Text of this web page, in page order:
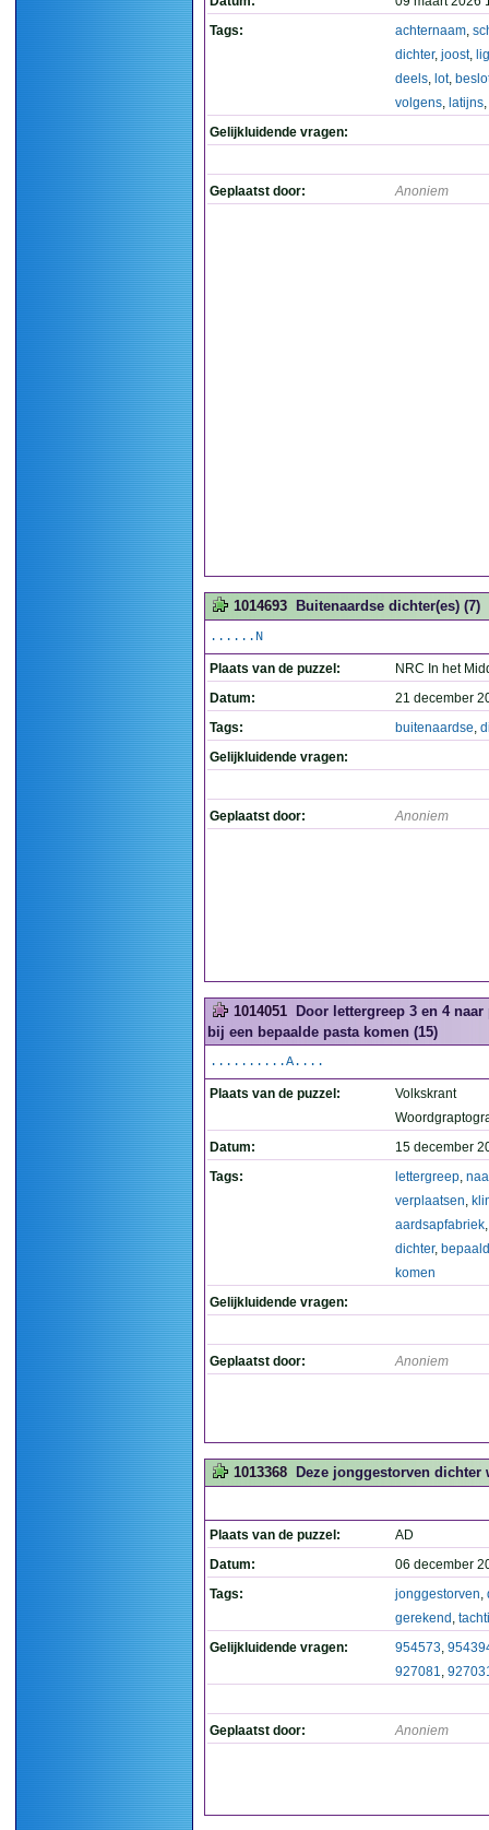
Tags:
achternaam,
dichter, joost,
deels, lot,
volgens, latijns,
Gelijkluidende vragen:
Geplaatst door: Anoniem
1014693 Buitenaardse dichter(es) (7)
......N
Plaats van de puzzel:
NRC In het
Datum:
21 december
Tags:
buitenaardse,
Gelijkluidende vragen:
Geplaatst door: Anoniem
1014051
Door lettergreep 3 en 4
bij een bepaalde pasta komen (15)
..........A....
Plaats van de puzzel:
Volkskrant
Datum:
15 december
Tags:
lettergreep,
verplaatsen,
aardsapfabriek
dichter,
komen
Gelijkluidende vragen:
Geplaatst door: Anoniem
1013368 Deze jonggestorven dichter
Plaats van de puzzel:
AD
Datum:
06 december
Tags:
jonggestorven,
gerekend ,
Gelijkluidende vragen:
954573,
927081,
Geplaatst door: Anoniem